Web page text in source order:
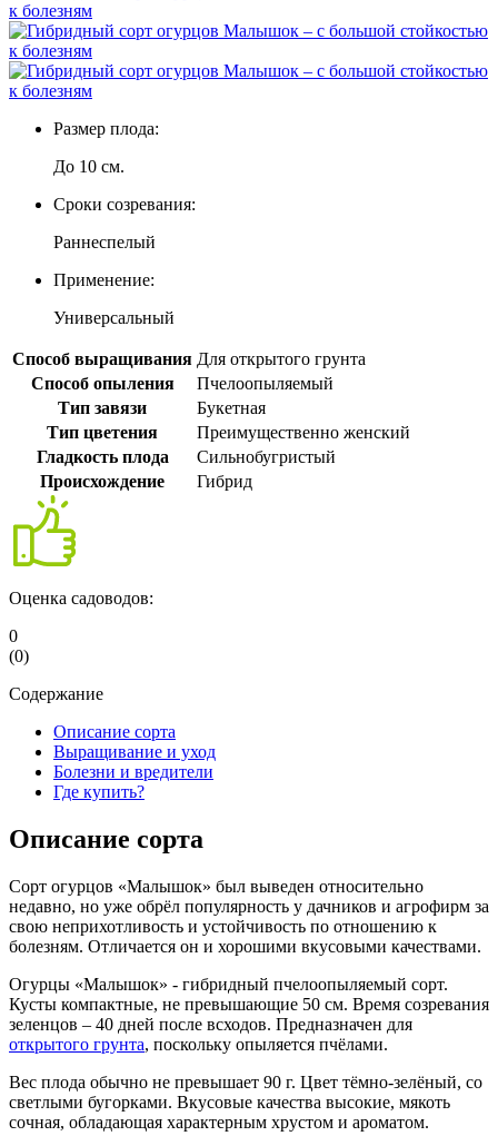
Размер плода:
До 10 см.
Сроки созревания:
Раннеспелый
Применение:
Универсальный
Способ выращивания Для открытого грунта
Способ опыления
Пчелоопыляемый
Тип завязи
Букетная
Тип цветения
Преимущественно женский
Гладкость плода
Сильнобугристый
Происхождение
Гибрид
Оценка садоводов:
0
(0)
Содержание
Описание сорта
Выращивание и уход
Болезни и вредители
Где купить?
Описание сорта
Сорт огурцов «Малышок» был выведен относительно
недавно, но уже обрёл популярность у дачников и агрофирм за
свою неприхотливость и устойчивость по отношению к
болезням. Отличается он и хорошими вкусовыми качествами.
Огурцы «Малышок» - гибридный пчелоопыляемый сорт.
Кусты компактные, не превышающие 50 см. Время созревания
зеленцов – 40 дней после всходов. Предназначен для
открытого грунта, поскольку опыляется пчёлами.
Вес плода обычно не превышает 90 г. Цвет тёмно-зелёный, со
светлыми бугорками. Вкусовые качества высокие, мякоть
сочная, обладающая характерным хрустом и ароматом.